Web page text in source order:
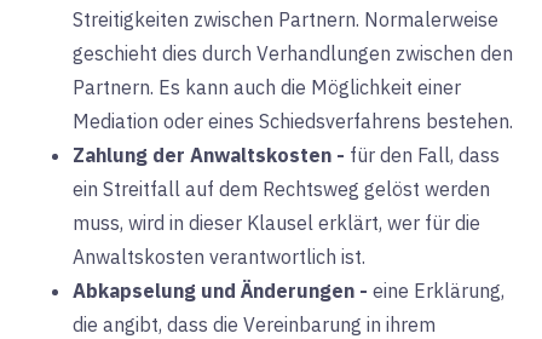
Streitigkeiten zwischen Partnern. Normalerweise
geschieht dies durch Verhandlungen zwischen den
Partnern. Es kann auch die Möglichkeit einer
Mediation oder eines Schiedsverfahrens bestehen.
Zahlung der Anwaltskosten - für den Fall, dass
ein Streitfall auf dem Rechtsweg gelöst werden
muss, wird in dieser Klausel erklärt, wer für die
Anwaltskosten verantwortlich ist.
Abkapselung und Änderungen - eine Erklärung,
die angibt, dass die Vereinbarung in ihrem